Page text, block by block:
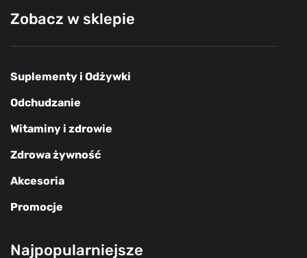
Zobacz w sklepie
Suplementy i Odżywki
Odchudzanie
Witaminy i zdrowie
Zdrowa żywność
Akcesoria
Promocje
Najpopularniejsze